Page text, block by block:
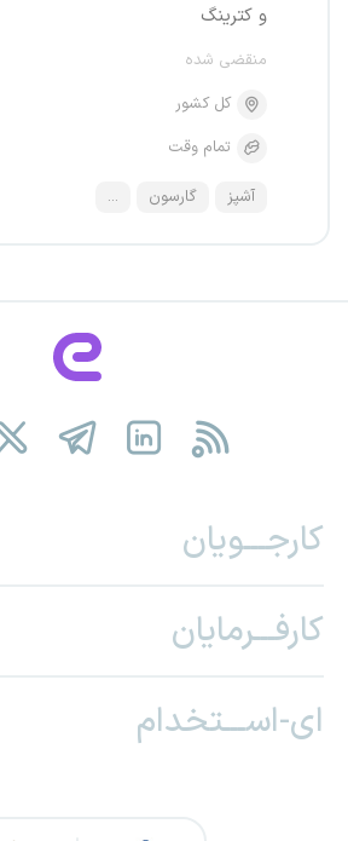
و کترینگ
منقضی شده
کل کشور
تمام وقت
آشپز گارسون ...
کارجـــویان
کارفـــرمایان
ای-اســـتخدام